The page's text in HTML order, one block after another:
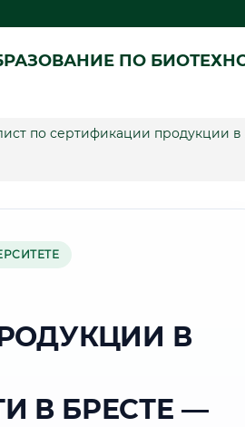
ПО
по сертификации продукции
В
В БРЕСТЕ —